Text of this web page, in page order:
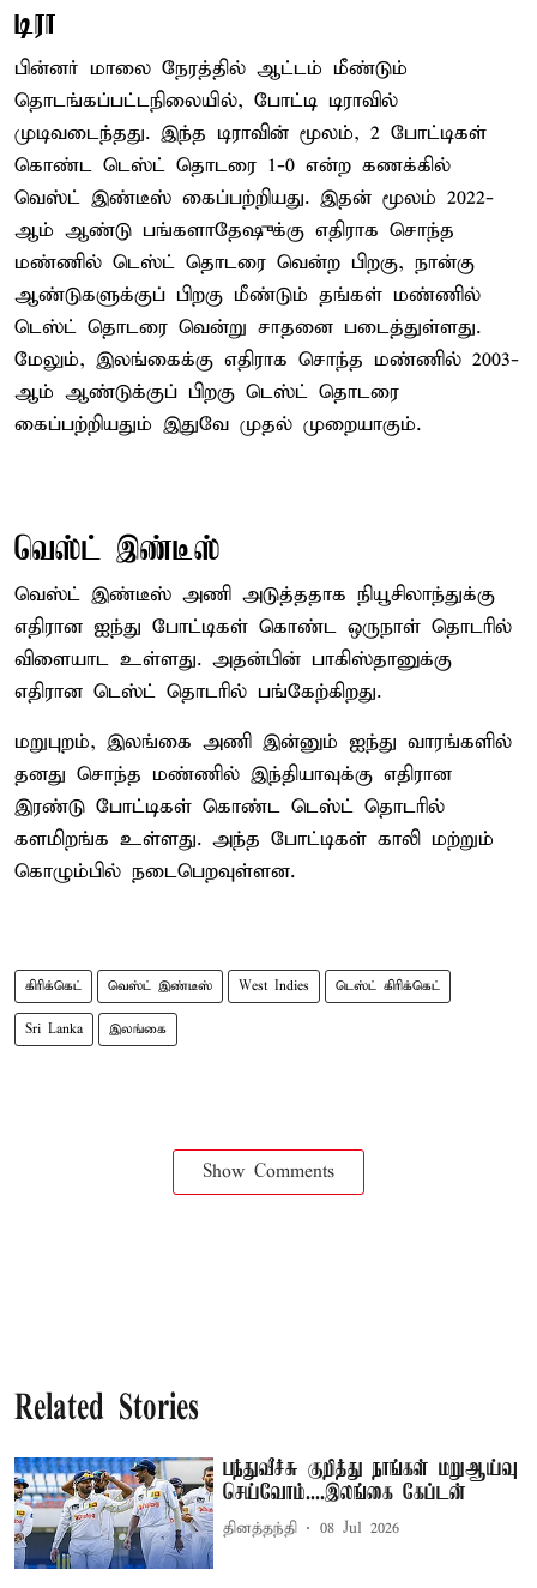
டிரா
பின்னர் மாலை நேரத்தில் ஆட்டம் மீண்டும்
தொடங்கப்பட்டநிலையில், போட்டி டிராவில்
முடிவடைந்தது. இந்த டிராவின் மூலம், 2 போட்டிகள்
கொண்ட டெஸ்ட் தொடரை 1-0 என்ற கணக்கில்
வெஸ்ட் இண்டீஸ் கைப்பற்றியது. இதன் மூலம் 2022-
ஆம் ஆண்டு பங்களாதேஷுக்கு எதிராக சொந்த
மண்ணில் டெஸ்ட் தொடரை வென்ற பிறகு, நான்கு
ஆண்டுகளுக்குப் பிறகு மீண்டும் தங்கள் மண்ணில்
டெஸ்ட் தொடரை வென்று சாதனை படைத்துள்ளது.
மேலும், இலங்கைக்கு எதிராக சொந்த மண்ணில் 2003-
ஆம் ஆண்டுக்குப் பிறகு டெஸ்ட் தொடரை
கைப்பற்றியதும் இதுவே முதல் முறையாகும்.
வெஸ்ட் இண்டீஸ்
வெஸ்ட் இண்டீஸ் அணி அடுத்ததாக நியூசிலாந்துக்கு
எதிரான ஐந்து போட்டிகள் கொண்ட ஒருநாள் தொடரில்
விளையாட உள்ளது. அதன்பின் பாகிஸ்தானுக்கு
எதிரான டெஸ்ட் தொடரில் பங்கேற்கிறது.
மறுபுறம், இலங்கை அணி இன்னும் ஐந்து வாரங்களில்
தனது சொந்த மண்ணில் இந்தியாவுக்கு எதிரான
இரண்டு போட்டிகள் கொண்ட டெஸ்ட் தொடரில்
களமிறங்க உள்ளது. அந்த போட்டிகள் காலி மற்றும்
கொழும்பில் நடைபெறவுள்ளன.
கிரிக்கெட் வெஸ்ட் இண்டீஸ் West Indies டெஸ்ட் கிரிக்கெட்
Sri Lanka இலங்கை
Show Comments
Related Stories
பந்துவீச்சு குறித்து நாங்கள் மறுஆய்வு
செய்வோம்....இலங்கை கேப்டன்
தினத்தந்தி 08 Jul 2026